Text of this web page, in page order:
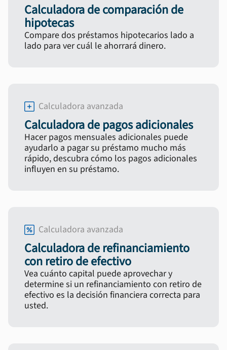
Calculadora de comparación de
hipotecas
Compare dos préstamos hipotecarios lado a
lado para ver cuál le ahorrará dinero.
Calculadora avanzada
Calculadora de pagos adicionales
Hacer pagos mensuales adicionales puede
ayudarlo a pagar su préstamo mucho más
rápido, descubra cómo los pagos adicionales
influyen en su préstamo.
Calculadora avanzada
Calculadora de refinanciamiento
con retiro de efectivo
Vea cuánto capital puede aprovechar y
determine si un refinanciamiento con retiro de
efectivo es la decisión financiera correcta para
usted.